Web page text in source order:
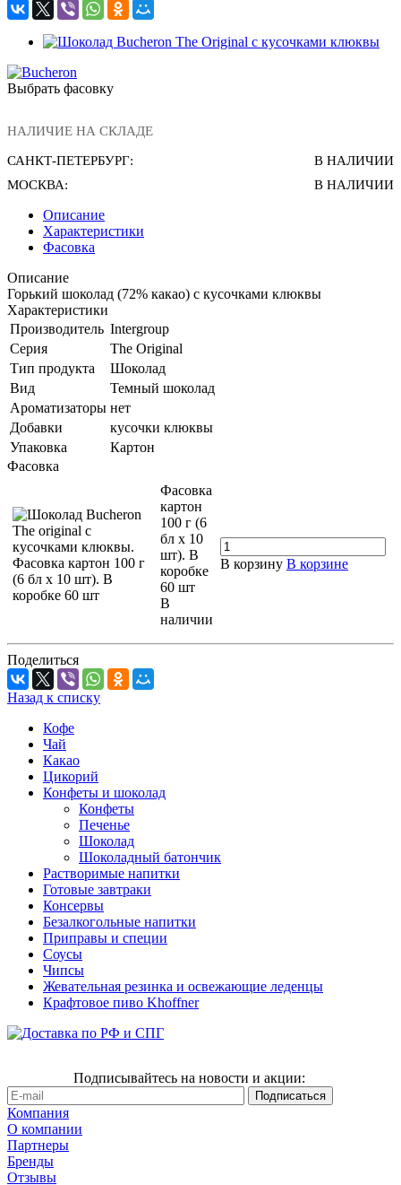
Выбрать фасовку
НАЛИЧИЕ НА СКЛАДЕ
САНКТ-ПЕТЕРБУРГ:
В НАЛИЧИИ
МОСКВА:
В НАЛИЧИИ
Описание
Характеристики
Фасовка
Описание
Горький шоколад (72% какао) с кусочками клюквы
Характеристики
Производитель Intergroup
Серия
The Original
Тип продукта
Шоколад
Вид
Темный шоколад
Ароматизаторы нет
Добавки
кусочки клюквы
Упаковка
Картон
Фасовка
Фасовка
картон
100 г (6
бл х 10
шт). В
коробке
60 шт
В
наличии
В корзину В корзине
Поделиться
Назад к списку
Кофе
Чай
Какао
Цикорий
Конфеты и шоколад
Конфеты
Печенье
Шоколад
Шоколадный батончик
Растворимые напитки
Готовые завтраки
Консервы
Безалкогольные напитки
Приправы и специи
Соусы
Чипсы
Жевательная резинка и освежающие леденцы
Крафтовое пиво Khoffner
Подписывайтесь на новости и акции:
Компания
О компании
Партнеры
Бренды
Отзывы